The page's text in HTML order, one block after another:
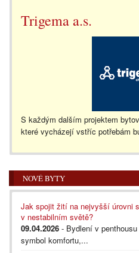
Trigema a.s.
S každým dalším projektem
které vycházejí vstříc potřebám
NOVÉ BYTY
Jak spojit žití na nejvyšší úrovni
v nestabilním světě?
09.04.2026 - Bydlení v
symbol komfortu,...